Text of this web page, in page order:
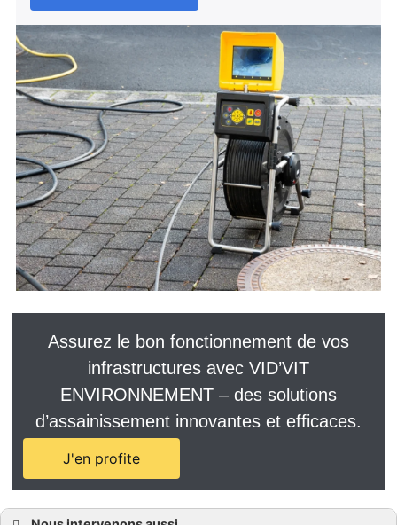
Assurez le bon fonctionnement de vos
infrastructures avec VID’VIT
ENVIRONNEMENT – des solutions
d’assainissement innovantes et efficaces.
J'en profite